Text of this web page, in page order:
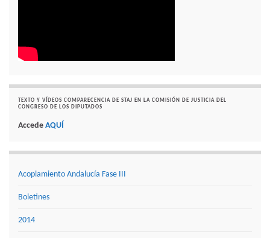
TEXTO Y VÍDEOS COMPARECENCIA DE STAJ EN LA COMISIÓN DE JUSTICIA DEL
CONGRESO DE LOS DIPUTADOS
Accede AQUÍ
Acoplamiento Andalucía Fase III
Boletines
2014